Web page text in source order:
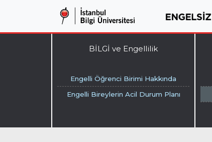
BİLGİ ve Engellilik
Engelli Öğrenci Birimi Hakkında
Engelli Bireylerin Acil Durum Planı